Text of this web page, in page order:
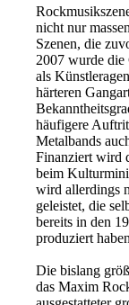
nicht nur
Szenen, die
2007 wurde die
als
härteren
häufigere
Metalbands
Finanziert wird
beim
wird allerdings
geleistet, die
bereits in den
produziert
Die bislang
das Maxim